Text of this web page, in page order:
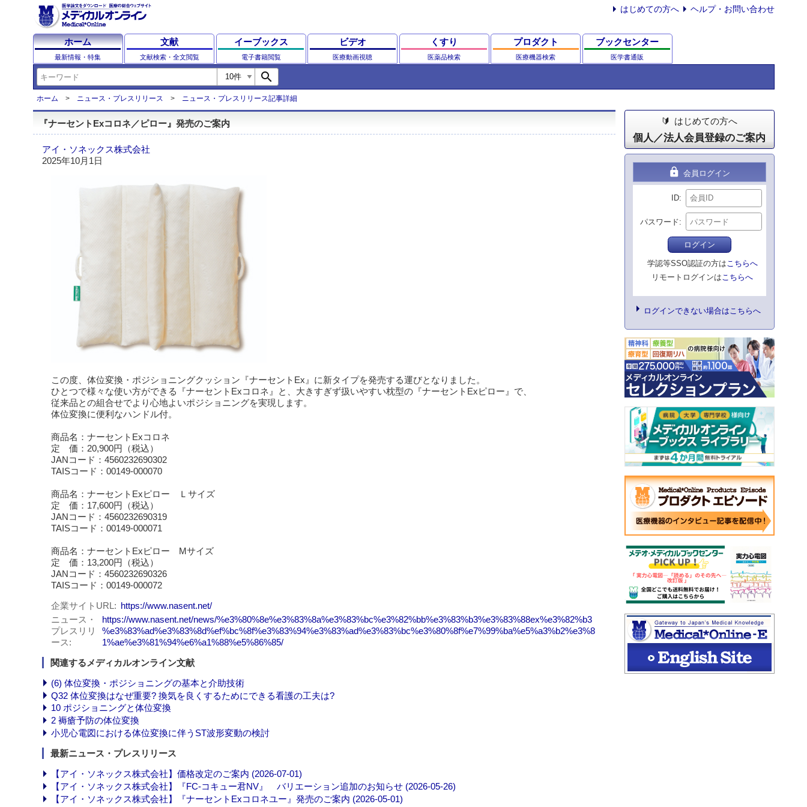
はじめての方へ ヘルプ・お問い合わせ
ホーム
最新情報・特集
文献
文献検索・全文閲覧
イーブックス
電子書籍閲覧
ビデオ
医療動画視聴
くすり
医薬品検索
プロダクト
医療機器検索
ブックセンター
医学書通販
search
ホーム ニュース・プレスリリース ニュース・プレスリリース記事詳細
『ナーセントExコロネ／ピロー』発売のご案内
アイ・ソネックス株式会社
2025年10月1日
この度、体位変換・ポジショニングクッション『ナーセントEx』に新タイプを発売する運びとなりました。
ひとつで様々な使い方ができる『ナーセントExコロネ』と、大きすぎず扱いやすい枕型の『ナーセントExピロー』で、
従来品との組合せでより心地よいポジショニングを実現します。
体位変換に便利なハンドル付。
商品名：ナーセントExコロネ
定 価：20,900円（税込）
JANコード：4560232690302
TAISコード：00149-000070
商品名：ナーセントExピロー Ｌサイズ
定 価：17,600円（税込）
JANコード：4560232690319
TAISコード：00149-000071
商品名：ナーセントExピロー Mサイズ
定 価：13,200円（税込）
JANコード：4560232690326
TAISコード：00149-000072
企業サイトURL
https://www.nasent.net/
ニュース・
プレスリリ
ース
https://www.nasent.net/news/%e3%80%8e%e3%83%8a%e3%83%bc%e3%82%bb%e3%83%b3%e3%83%88ex%e3%82%b3
%e3%83%ad%e3%83%8d%ef%bc%8f%e3%83%94%e3%83%ad%e3%83%bc%e3%80%8f%e7%99%ba%e5%a3%b2%e3%8
1%ae%e3%81%94%e6%a1%88%e5%86%85/
関連するメディカルオンライン文献
(6) 体位変換・ポジショニングの基本と介助技術
Q32 体位変換はなぜ重要? 換気を良くするためにできる看護の工夫は?
10 ポジショニングと体位変換
2 褥瘡予防の体位変換
小児心電図における体位変換に伴うST波形変動の検討
最新ニュース・プレスリリース
【アイ・ソネックス株式会社】価格改定のご案内 (2026-07-01)
【アイ・ソネックス株式会社】『FC-コキュー君NV』 バリエーション追加のお知らせ (2026-05-26)
【アイ・ソネックス株式会社】『ナーセントExコロネユー』発売のご案内 (2026-05-01)
はじめての方へ
個人／法人会員登録のご案内
lock 会員ログイン
ID
パスワード
ログイン
学認等SSO認証の方はこちらへ
リモートログインはこちらへ
ログインできない場合はこちらへ